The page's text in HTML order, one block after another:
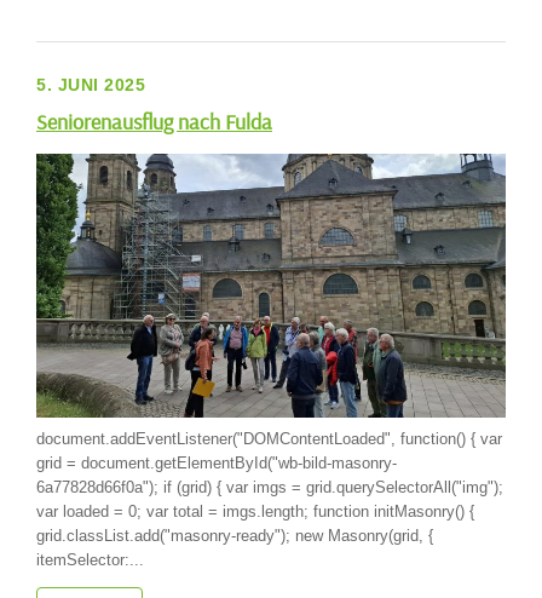
5. JUNI 2025
Seniorenausflug nach Fulda
document.addEventListener("DOMContentLoaded", function() { var
grid = document.getElementById("wb-bild-masonry-
6a77828d66f0a"); if (grid) { var imgs = grid.querySelectorAll("img");
var loaded = 0; var total = imgs.length; function initMasonry() {
grid.classList.add("masonry-ready"); new Masonry(grid, {
itemSelector:...